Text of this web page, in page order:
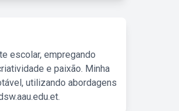
escolar, empregando
e paixão. Minha
utilizando abordagens